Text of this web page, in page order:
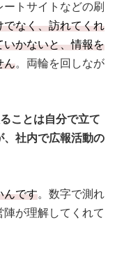
トサイトなどの刷
でなく、訪れてくれ
いかないと、情報を
ん。両輪を回しなが
ことは自分で立て
、社内で広報活動の
んです。数字で測れ
が理解してくれて